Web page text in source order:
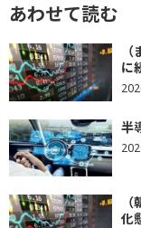
あわせて読む
に
半
化